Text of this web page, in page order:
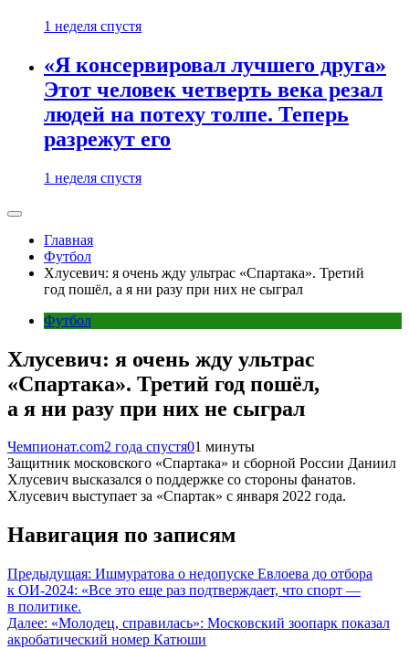
1 неделя спустя
«Я консервировал лучшего друга»
Этот человек четверть века резал
людей на потеху толпе. Теперь
разрежут его
1 неделя спустя
Главная
Футбол
Хлусевич: я очень жду ультрас «Спартака». Третий
год пошёл, а я ни разу при них не сыграл
Футбол
Хлусевич: я очень жду ультрас
«Спартака». Третий год пошёл,
а я ни разу при них не сыграл
Чемпионат.com2 года спустя01 минуты
Защитник московского «Спартака» и сборной России Даниил
Хлусевич высказался о поддержке со стороны фанатов.
Хлусевич выступает за «Спартак» с января 2022 года.
Навигация по записям
Предыдущая: Ишмуратова о недопуске Евлоева до отбора
к ОИ-2024: «Все это еще раз подтверждает, что спорт —
в политике.
Далее: «Молодец, справилась»: Московский зоопарк показал
акробатический номер Катюши